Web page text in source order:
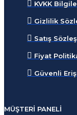
KVKK
Gizlilik
Satış
Fiyat
Güvenli
MÜŞTERI PANELI